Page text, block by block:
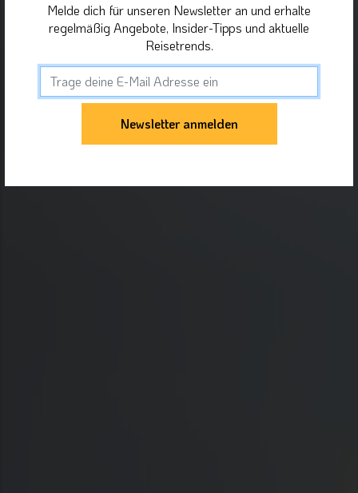
Melde dich für unseren Newsletter an und erhalte
regelmäßig Angebote, Insider-Tipps und aktuelle
Reisetrends.